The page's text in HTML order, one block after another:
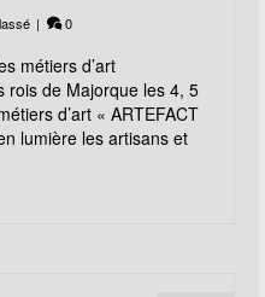
| 0
métiers d’art
rois de Majorque les 4, 5
d’art « ARTEFACT
lumière les artisans et